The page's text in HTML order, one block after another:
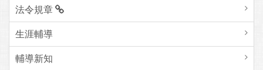
法令規章
生涯輔導
輔導新知